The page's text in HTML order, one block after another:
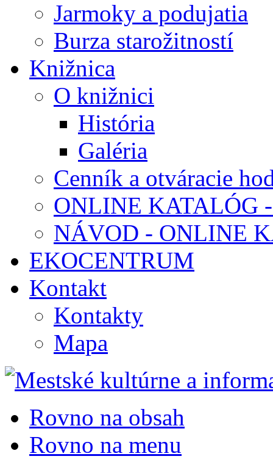
Jarmoky a podujatia
Burza starožitností
Knižnica
O knižnici
História
Galéria
Cenník a otváracie
ONLINE KATALÓG
NÁVOD - ONLINE
EKOCENTRUM
Kontakt
Kontakty
Mapa
Rovno na obsah
Rovno na menu